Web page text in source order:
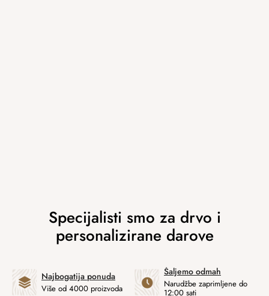
Najbogatija ponuda
Više od 4000 proizvoda
Šaljemo odmah
Narudžbe zaprimljene do
12:00 sati